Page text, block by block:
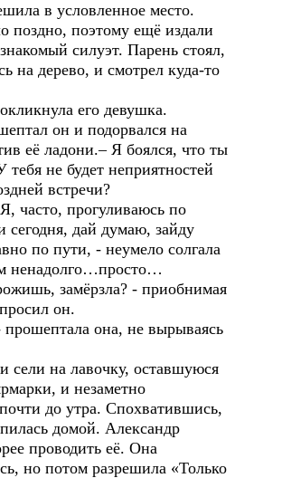
в условленное место.
поздно, поэтому ещё издали
силуэт. Парень стоял,
на дерево, и смотрел куда-то
его девушка.
он и подорвался на
её ладони.– Я боялся, что ты
не будет неприятностей
встречи?
часто, прогуливаюсь по
сегодня, дай думаю, зайду
по пути, - неумело солгала
ненадолго…просто…
замёрзла? - приобнимая
он.
она, не вырываясь
сели на лавочку, оставшуюся
и незаметно
до утра. Спохватившись,
домой. Александр
проводить её. Она
но потом разрешила «Только